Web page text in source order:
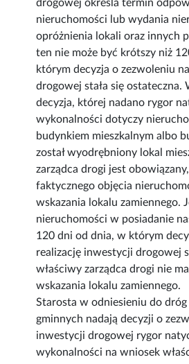
drogowej określa termin
nieruchomości lub wydania
opróżnienia lokali oraz innych
ten nie może być krótszy niż
którym decyzja o zezwoleniu
drogowej stała się ostateczna.
decyzja, której nadano rygor
wykonalności dotyczy
budynkiem mieszkalnym albo
został wyodrębniony lokal
zarządca drogi jest
faktycznego objęcia
wskazania lokalu zamiennego.
nieruchomości w posiadanie
120 dni od dnia, w którym
realizację inwestycji drogowej
właściwy zarządca drogi nie
wskazania lokalu zamiennego.
Starosta w odniesieniu do
gminnych nadają decyzji o
inwestycji drogowej rygor
wykonalności na wniosek